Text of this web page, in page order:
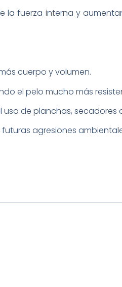
la fuerza interna y
cuerpo y volumen.
el pelo mucho más
de planchas, secadores
agresiones